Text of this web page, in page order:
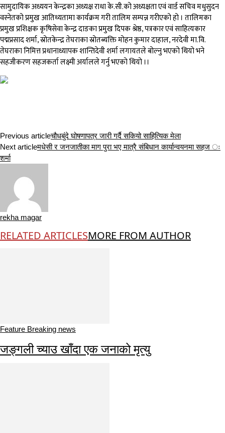
सामुदायिक अध्ययन केन्द्रका अध्यक्ष राधा के.सी.को अध्यक्षता एवं वार्ड सचिव मधुसुदन
वस्नेतको प्रमुख आतिथ्यतामा कार्यक्रम गरी तालिम सम्पन्न गरीएको हो । तालिमका
प्रमुख प्रशिक्षक कृषिसेवा केन्द्र दाङका प्रमुख दिपक श्रेष्ठ, पत्रकार एवं साहित्यकार
पद्मप्रसाद शर्मा, स्रोतकेन्द्र तेघराका स्रोतब्यक्ति मोहन कुमार दाहाल, नरदेवी मा.वि.
तेघराका निमित्त प्रधानाध्यापक शान्तिदेवी शर्मा लगायतले बोल्नु भएको थियो भने
सहजीकरण सहजकर्ता लक्ष्मी अर्यालले गर्नु भएको थियो ।।
Previous articleचौधबुंदे घोषणापत्र जारी गर्दै सकियो साहित्यिक मेला
Next articleमधेसी र जनजातीका माग पुरा भए मात्रै संबिधान कार्यान्वयनमा सहज ः
शर्मा
rekha magar
RELATED ARTICLESMORE FROM AUTHOR
Feature Breaking news
जङ्गली च्याउ खाँदा एक जनाको मृत्यु